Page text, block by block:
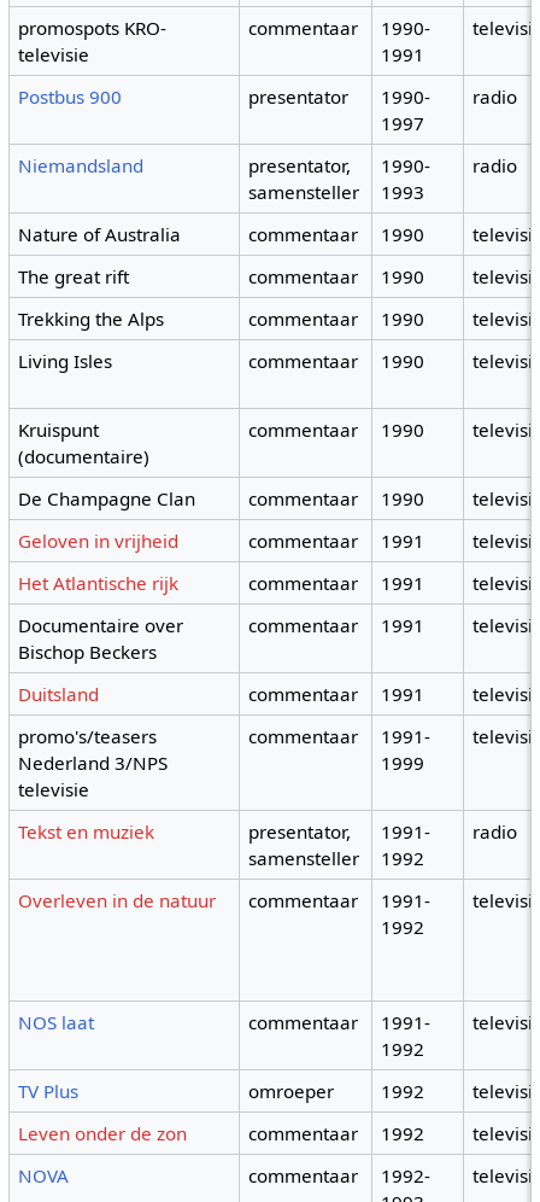
promospots KRO-
televisie
commentaar
1990-
1991
Postbus 900 presentator
1990-
1997
radio
Niemandsland
presentator,
samensteller
1990-
1993
radio
Nature of Australia commentaar 1990
The great rift
commentaar 1990
Trekking the Alps
commentaar 1990
Living Isles
commentaar 1990
Kruispunt
(documentaire)
commentaar 1990
De Champagne Clan commentaar 1990
Geloven in vrijheid
commentaar 1991
Het Atlantische rijk
commentaar 1991
Documentaire over
Bischop Beckers
commentaar 1991
Duitsland commentaar 1991
promo's/teasers
Nederland 3/NPS
televisie
commentaar
1991-
1999
Tekst en muziek
presentator,
samensteller
1991-
1992
radio
Overleven in de natuur commentaar
1991-
1992
NOS laat commentaar
1991-
1992
TV Plus omroeper 1992
Leven onder de zon
commentaar 1992
NOVA
commentaar
1992-